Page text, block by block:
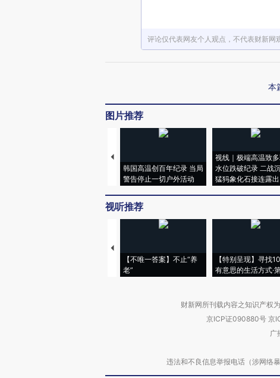
评论仅代表网友个人观点，不代表财新网
本
图片推荐
韩国高温创百年纪录 当局
警告停止一切户外活动
视线｜极端高温致
水位跌破纪录 二战
猛犸象化石接连露出
视听推荐
【不唯一答案】不止“养
老”
【特别呈现】寻找
有意思的生活方式·
财新网所刊载内容之知识产权
京ICP证090880号 京
广
违法和不良信息举报电话（涉网